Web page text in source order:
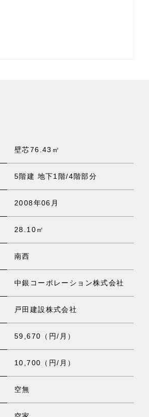
壁芯76.43㎡
5階建 地下1階/4階部分
2008年06月
28.10㎡
南西
中銀コーポレーション株式会社
戸田建設株式会社
59,670（円/月）
10,700（円/月）
空無